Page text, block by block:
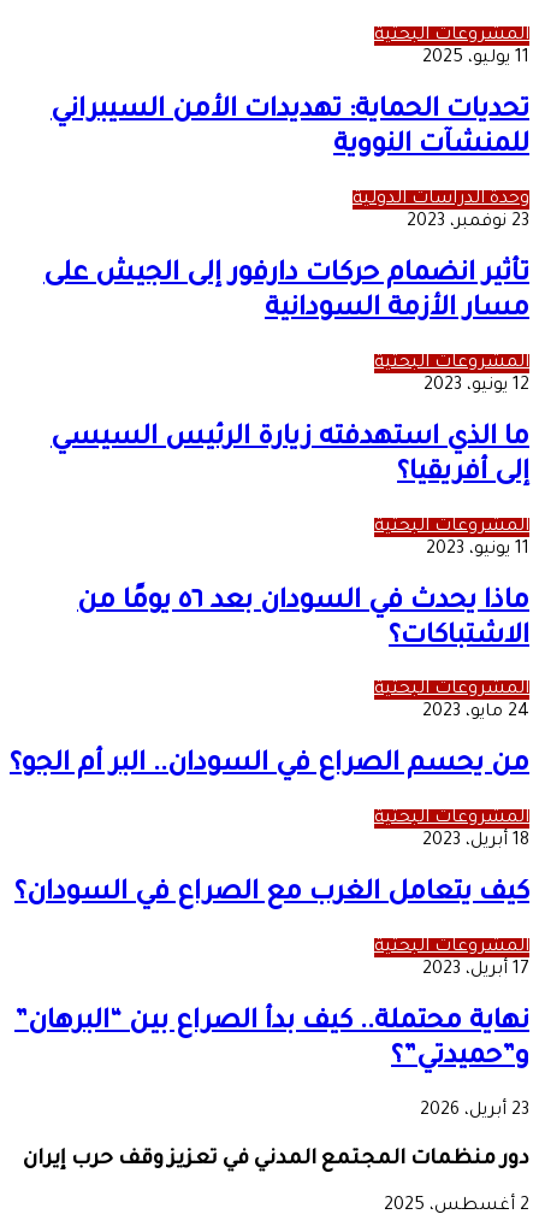
المشروعات البحثية
11 يوليو، 2025
تحديات الحماية: تهديدات الأمن السيبراني
للمنشآت النووية
وحدة الدراسات الدولية
23 نوفمبر، 2023
تأثير انضمام حركات دارفور إلى الجيش على
مسار الأزمة السودانية
المشروعات البحثية
12 يونيو، 2023
ما الذي استهدفته زيارة الرئيس السيسي
إلى أفريقيا؟
المشروعات البحثية
11 يونيو، 2023
ماذا يحدث في السودان بعد ٥٦ يومًا من
الاشتباكات؟
المشروعات البحثية
24 مايو، 2023
من يحسم الصراع في السودان.. البر أم الجو؟
المشروعات البحثية
18 أبريل، 2023
كيف يتعامل الغرب مع الصراع في السودان؟
المشروعات البحثية
17 أبريل، 2023
نهاية محتملة.. كيف بدأ الصراع بين “البرهان”
و”حميدتي”؟
23 أبريل، 2026
دور منظمات المجتمع المدني في تعزيز وقف حرب إيران
2 أغسطس، 2025